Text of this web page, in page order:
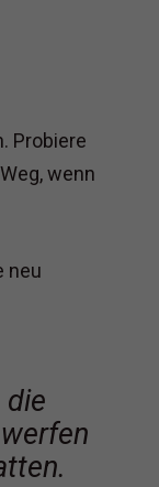
Probiere
wenn
neu
die